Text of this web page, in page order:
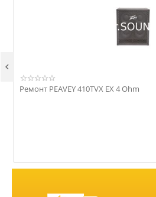
Ремонт PEAVEY 410TVX EX 4 Ohm
